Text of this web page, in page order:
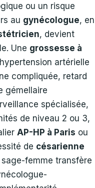
ou un risque
au gynécologue, en
, devient
Une grossesse à
artérielle
compliquée, retard
gémellaire
spécialisée,
de niveau 2 ou 3,
AP-HP à Paris ou
de césarienne
femme transfère